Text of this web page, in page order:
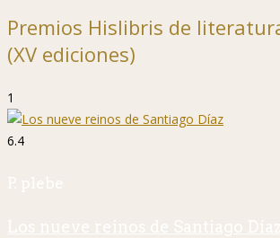
Premios Hislibris de
(XV ediciones)
1
6.4
P. plebe
Los nueve reinos de Santiago Díaz